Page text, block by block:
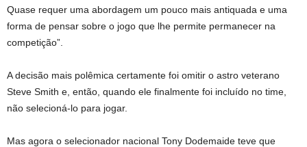
Quase requer uma abordagem um pouco mais antiquada e uma
forma de pensar sobre o jogo que lhe permite permanecer na
competição”.
A decisão mais polêmica certamente foi omitir o astro veterano
Steve Smith e, então, quando ele finalmente foi incluído no time,
não selecioná-lo para jogar.
Mas agora o selecionador nacional Tony Dodemaide teve que